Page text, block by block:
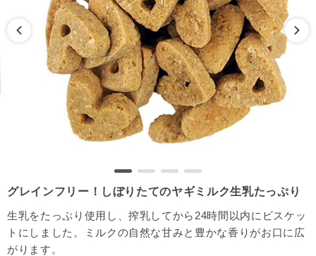
グレインフリー！しぼりたてのヤギミルク生乳たっぷり
生乳をたっぷり使用し、搾乳してから24時間以内にビスケッ
トにしました。ミルクの自然な甘みと豊かな香りがお口に広
がります。